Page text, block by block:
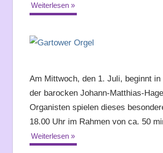
Weiterlesen
Am Mittwoch, den 1. Juli, beginnt
der barocken Johann-Matthias-
Organisten spielen dieses
18.00 Uhr im Rahmen von ca. 50
Weiterlesen